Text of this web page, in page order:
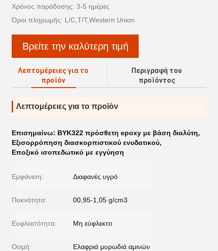
Χρόνος παράδοσης: 3-5 ημέρες
Όροι πληρωμής: L/C,T/T,Western Union
Βρείτε την καλύτερη τιμή
Λεπτομέρειες για το
προϊόν
Περιγραφή του
προϊόντος
Λεπτομέρειες για το προϊόν
Επισημαίνω: BYK322 πρόσθετη epoxy με βάση διαλύτη,
Εξισορρόπηση διασκορπιστικού ενυδατικού,
Εποξικό ισοπεδωτικό με εγγύηση
Εμφάνιση: Διαφανές υγρό
Πυκνότητα: 00,95-1,05 g/cm3
Ευφλεκτότητα: Μη εύφλεκτο
Οσμή: Ελαφριά μυρωδιά αμινών